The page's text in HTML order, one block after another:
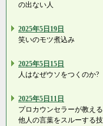
の出ない人
2025年5日19日
笑いのモツ煮込み
2025年5日15日
人はなぜウソをつくのか?
2025年5日11日
プロカウンセラーが教える
他人の言葉をスルーする技